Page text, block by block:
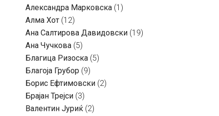
Александра Марковска (1)
Алма Хот (12)
Ана Салтирова Давидовски (19)
Ана Чучкова (5)
Благица Ризоска (5)
Благоја Грубор (9)
Борис Ефтимовски (2)
Брајан Трејси (3)
Валентин Јуриќ (2)